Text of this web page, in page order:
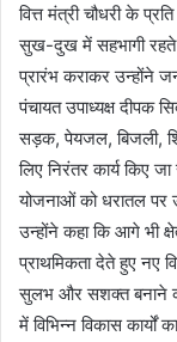
वित्त मंत्री चौधरी के
सुख-दुख में सहभागी
प्रारंभ कराकर उन्होंने
पंचायत उपाध्यक्ष दीपक
सड़क, पेयजल, बिजली,
लिए निरंतर कार्य किए
योजनाओं को धरातल पर
उन्होंने कहा कि आगे भी
प्राथमिकता देते हुए नए
सुलभ और सशक्त बनाने की
में विभिन्न विकास